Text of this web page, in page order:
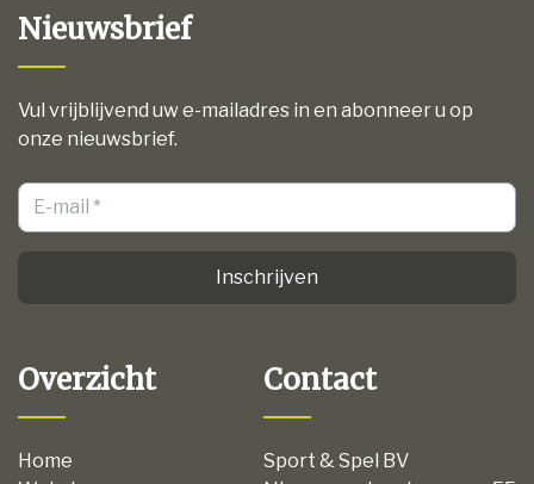
Nieuwsbrief
Vul vrijblijvend uw e-mailadres in en abonneer u op
onze nieuwsbrief.
Inschrijven
Overzicht
Home
Contact
Sport & Spel BV